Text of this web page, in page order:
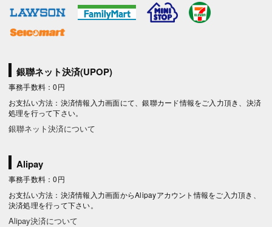
銀聯ネット決済(UPOP)
事務手数料：0円
お支払い方法：決済情報入力画面にて、銀聯カード情報をご入力頂き、決済
処理を行って下さい。
銀聯ネット決済について
Alipay
事務手数料：0円
お支払い方法：決済情報入力画面からAlipayアカウント情報をご入力頂き、
決済処理を行って下さい。
Alipay決済について